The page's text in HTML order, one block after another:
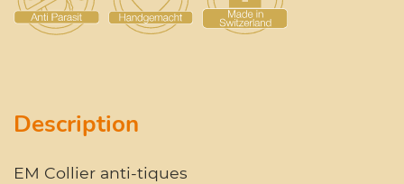
Description
EM Collier anti-tiques